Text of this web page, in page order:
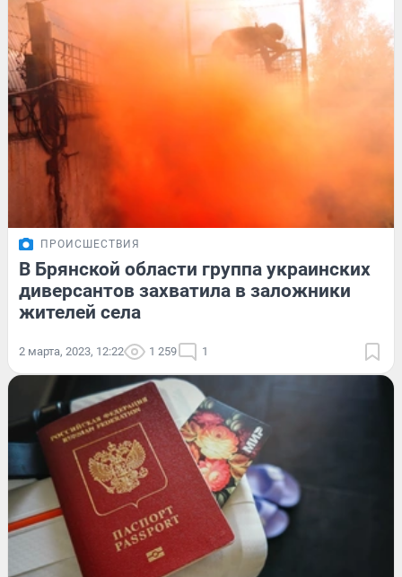
ПРОИСШЕСТВИЯ
В Брянской области группа украинских
диверсантов захватила в заложники
жителей села
2 марта, 2023, 12:22 1 259 1